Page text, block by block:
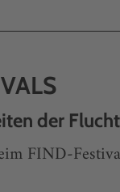
der Flucht
FIND-